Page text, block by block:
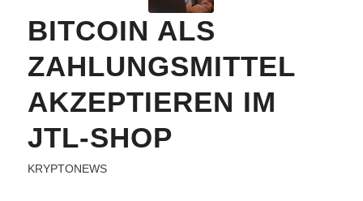
BITCOIN ALS
ZAHLUNGSMITTEL
AKZEPTIEREN IM
JTL-SHOP
KRYPTONEWS